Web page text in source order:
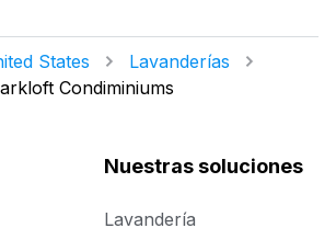
States
Lavanderías
Condiminiums
Nuestras soluciones
Lavandería